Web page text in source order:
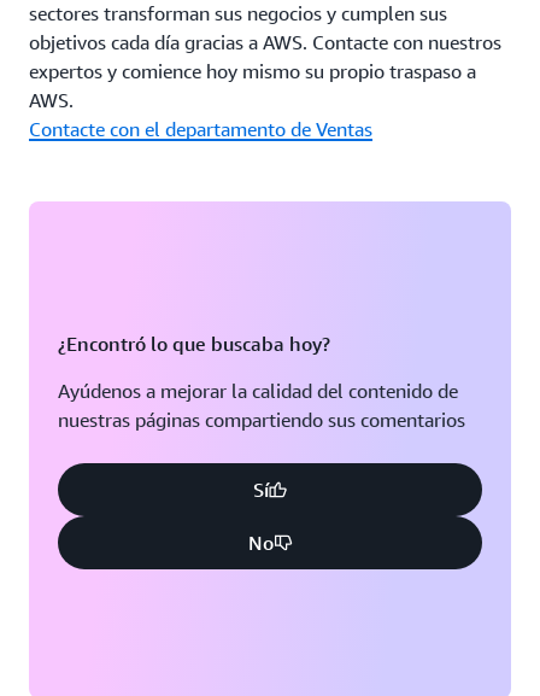
sectores transforman sus negocios y cumplen sus
objetivos cada día gracias a AWS. Contacte con nuestros
expertos y comience hoy mismo su propio traspaso a
AWS.
Contacte con el departamento de Ventas
¿Encontró lo que buscaba hoy?
Ayúdenos a mejorar la calidad del contenido de
nuestras páginas compartiendo sus comentarios
Sí
No